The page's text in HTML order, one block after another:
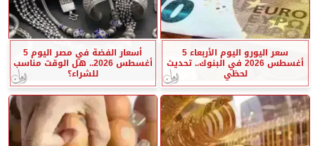
سعر اليورو اليوم الأربعاء 5
أغسطس 2026 في البنوك.. تحديث
لحظي
أسعار الفضة في مصر اليوم 5
أغسطس 2026.. هل الوقت مناسب
للشراء؟